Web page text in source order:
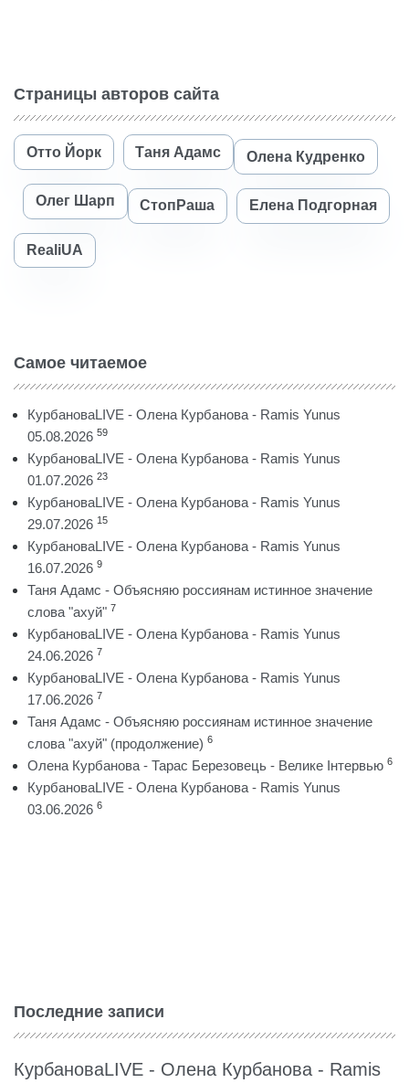
Страницы авторов сайта
Отто Йорк Таня Адамс Олена Кудренко
Олег Шарп СтопРаша Елена Подгорная
RealiUA
Самое читаемое
КурбановаLIVE - Олена Курбанова - Ramis Yunus
05.08.2026 59
КурбановаLIVE - Олена Курбанова - Ramis Yunus
01.07.2026 23
КурбановаLIVE - Олена Курбанова - Ramis Yunus
29.07.2026 15
КурбановаLIVE - Олена Курбанова - Ramis Yunus
16.07.2026 9
Таня Адамс - Объясняю россиянам истинное значение
слова "ахуй" 7
КурбановаLIVE - Олена Курбанова - Ramis Yunus
24.06.2026 7
КурбановаLIVE - Олена Курбанова - Ramis Yunus
17.06.2026 7
Таня Адамс - Объясняю россиянам истинное значение
слова "ахуй" (продолжение) 6
Олена Курбанова - Тарас Березовець - Велике Інтервью 6
КурбановаLIVE - Олена Курбанова - Ramis Yunus
03.06.2026 6
Последние записи
КурбановаLIVE - Олена Курбанова - Ramis